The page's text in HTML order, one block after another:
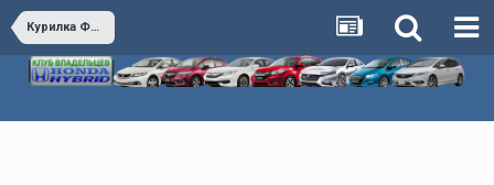
Курилка Флудилка